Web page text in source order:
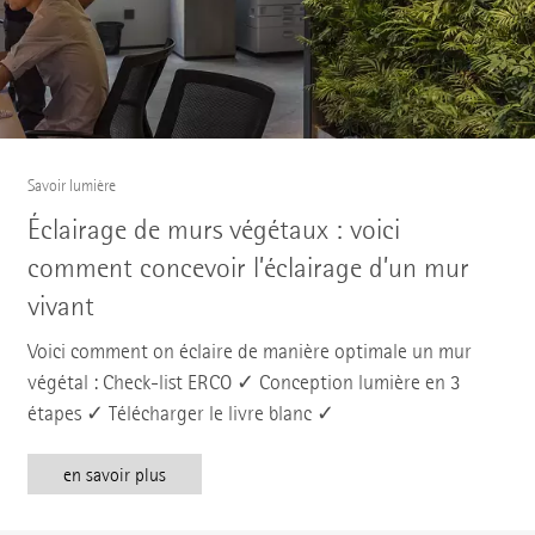
Savoir lumière
Éclairage de murs végétaux : voici
comment concevoir l’éclairage d’un mur
vivant
Voici comment on éclaire de manière optimale un mur
végétal : Check-list ERCO ✓ Conception lumière en 3
étapes ✓ Télécharger le livre blanc ✓
en savoir plus